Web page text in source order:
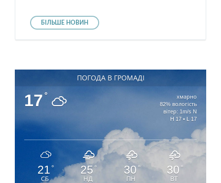
БІЛЬШЕ НОВИН
ПОГОДА В ГРОМАДІ
17 °
хмарно
82% вологість
вітер: 1m/s N
H 17 • L 17
21 °
СБ
25°
НД
30 °
ПН
30 °
ВТ